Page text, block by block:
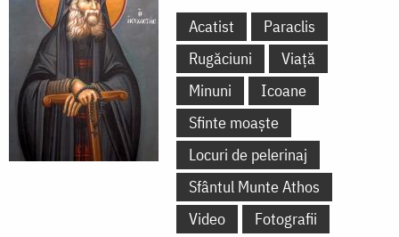
Acatist
Paraclis
Rugăciuni
Viață
Minuni
Icoane
Sfinte moaște
Locuri de pelerinaj
Sfântul Munte Athos
Video
Fotografii